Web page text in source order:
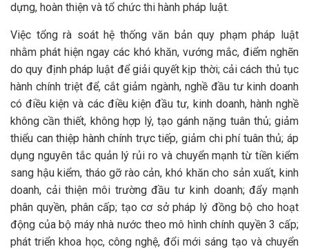
dựng, hoàn thiện và tổ chức thi hành pháp luật.
Việc tổng rà soát hệ thống văn bản quy phạm pháp luật
nhằm phát hiện ngay các khó khăn, vướng mắc, điểm nghẽn
do quy định pháp luật để giải quyết kịp thời; cải cách thủ tục
hành chính triệt để, cắt giảm ngành, nghề đầu tư kinh doanh
có điều kiện và các điều kiện đầu tư, kinh doanh, hành nghề
không cần thiết, không hợp lý, tạo gánh nặng tuân thủ; giảm
thiểu can thiệp hành chính trực tiếp, giảm chi phí tuân thủ; áp
dụng nguyên tắc quản lý rủi ro và chuyển mạnh từ tiền kiểm
sang hậu kiểm, tháo gỡ rào cản, khó khăn cho sản xuất, kinh
doanh, cải thiện môi trường đầu tư kinh doanh; đẩy mạnh
phân quyền, phân cấp; tạo cơ sở pháp lý đồng bộ cho hoạt
động của bộ máy nhà nước theo mô hình chính quyền 3 cấp;
phát triển khoa học, công nghệ, đổi mới sáng tạo và chuyển